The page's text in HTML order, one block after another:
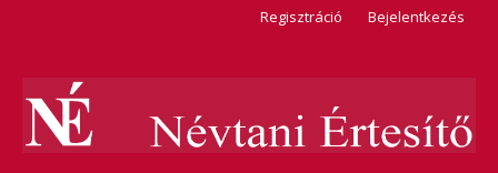
Regisztráció Bejelentkezés